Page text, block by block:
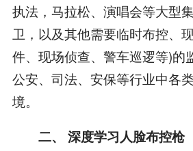
执法，马拉松、演唱会等大型
卫，以及其他需要临时布控、
件、现场侦查、警车巡逻等)的
公安、司法、安保等行业中各
境。
二、 深度学习人脸布控枪